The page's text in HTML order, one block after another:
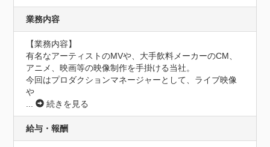
業務内容
【業務内容】
有名なアーティストのMVや、大手飲料メーカーのCM、
アニメ、映画等の映像制作を手掛ける当社。
今回はプロダクションマネージャーとして、ライブ映像
や
...
続きを見る
給与・報酬